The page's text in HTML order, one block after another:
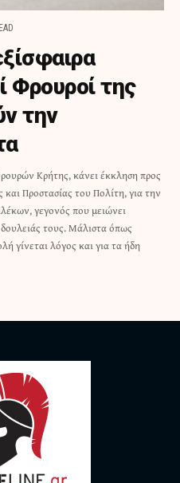
Φρουροί της
την
Κρήτης, κάνει έκκληση προς
Προστασίας του Πολίτη, για την
γεγονός που μειώνει
τους. Μάλιστα όπως
γίνεται λόγος και για τα ήδη